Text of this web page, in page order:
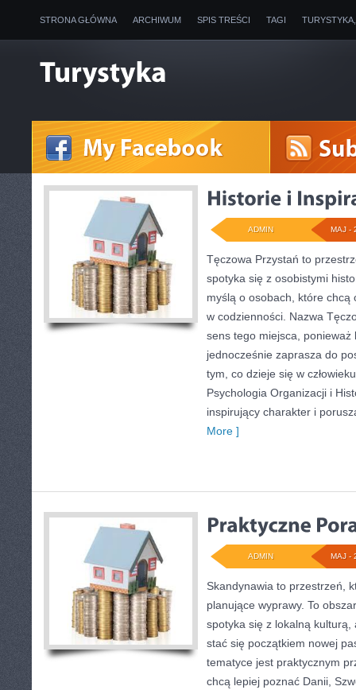
STRONA GŁÓWNA ARCHIWUM SPIS TREŚCI TAGI
MAJ -
ADMIN
Tęczowa Przystań to
spotyka się z osobistymi
myślą o osobach, które chcą
w codzienności. Nazwa
sens tego miejsca,
jednocześnie zaprasza do
tym, co dzieje się w
Psychologia Organizacji i
inspirujący charakter i
More ]
MAJ -
ADMIN
Skandynawia to przestrzeń,
planujące wyprawy. To
spotyka się z lokalną
stać się początkiem nowej
tematyce jest praktycznym
chcą lepiej poznać Danii,